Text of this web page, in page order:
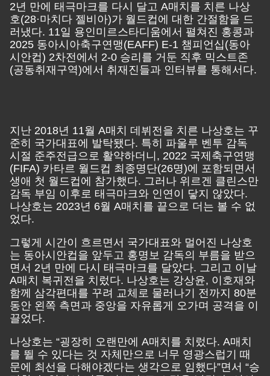
2년 만에 태극마크를 다시 달고 A매치를 치른 나상
호(28·마치다 젤비아)가 월드컵에 대한 간절함을 드
러냈다. 11일 용인미르스타디움에서 펼쳐진 홍콩과
2025 동아시아축구연맹(EAFF) E-1 챔피언십(동아
시안컵) 2차전에서 2-0 승리를 거둔 직후 믹스트존
(공동취재구역)에서 취재진들과 인터뷰를 통해서다.
지난 2018년 11월 A매치 데뷔전을 치른 나상호는 꾸
준히 국가대표에 발탁됐다. 특히 파울루 벤투 감독
시절 준주전급으로 활약하더니, 2022 국제축구연맹
(FIFA) 카타르 월드컵 최종명단(26명)에 포함되면서
생애 첫 월드컵에 참가했다. 그러나 위르겐 클린스만
감독 부임 이후로 태극마크와 인연이 닿지 않았다.
나상호는 2023년 6월 A매치를 끝으로 더는 볼 수 없
었다.
그렇게 시간이 흐르면서 국가대표와 멀어진 나상호
는 동아시안컵을 앞두고 홍명보 감독의 부름을 받으
면서 2년 만에 다시 태극마크를 달았다. 그리고 이날
A매치 복귀전을 치렀다. 나상호는 강상윤, 이호재와
함께 삼각편대를 꾸려 교체로 물러나기 전까지 80분
동안 왼쪽 측면과 중앙을 자유롭게 오가며 공격을 이
끌었다.
나상호는 “굉장히 오랜만에 A매치를 치렀다. A매치
를 뛸 수 있다는 것 자체만으로 너무 영광스럽기 때
문에 최선을 다해야겠다는 생각으로 임했다”면서 “승